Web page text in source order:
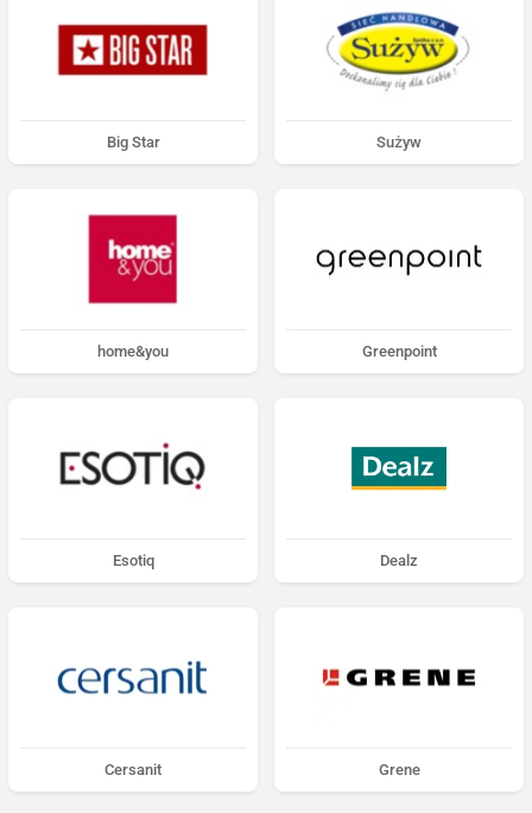
Big Star Sużyw
home&you Greenpoint
Esotiq Dealz
Cersanit Grene